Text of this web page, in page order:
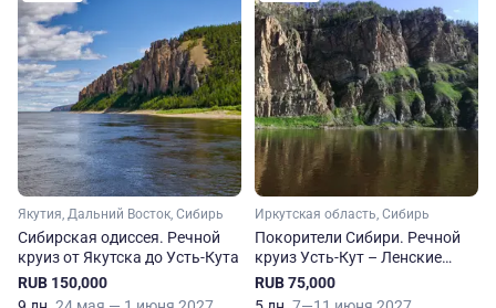
Якутия, Дальний Восток, Сибирь
Сибирская одиссея. Речной
круиз от Якутска до Усть-Кута
RUB 150,000
Иркутская область, Сибирь
Покорители Сибири. Речной
круиз Усть-Кут – Ленские
Щеки
RUB 75,000